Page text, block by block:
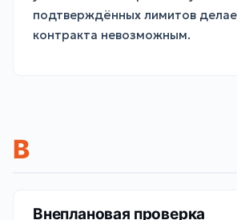
подтверждённых лимитов
контракта невозможным.
В
Внеплановая проверка